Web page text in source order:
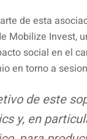
de esta
Mobilize Invest,
social en el
en torno a
de este
y, en